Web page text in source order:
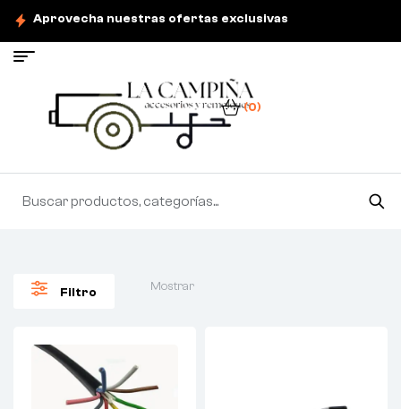
Aprovecha nuestras ofertas exclusivas
(0)
Filtro Mostrar